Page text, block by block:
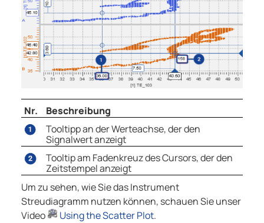
Nr.
Beschreibung
Tooltipp an der Werteachse, der den
Signalwert anzeigt
Tooltip am Fadenkreuz des Cursors, der den
Zeitstempel anzeigt
Um zu sehen, wie Sie das Instrument
Streudiagramm nutzen können, schauen Sie unser
Video
Using the Scatter Plot.